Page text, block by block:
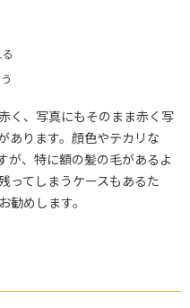
く、写真にもそのまま赤く写
あります。顔色やテカリな
が、特に額の髪の毛があるよ
ってしまうケースもあるた
めします。